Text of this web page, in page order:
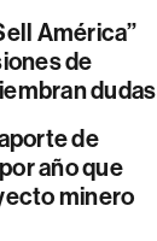
América”
de
dudas
de
año que
minero